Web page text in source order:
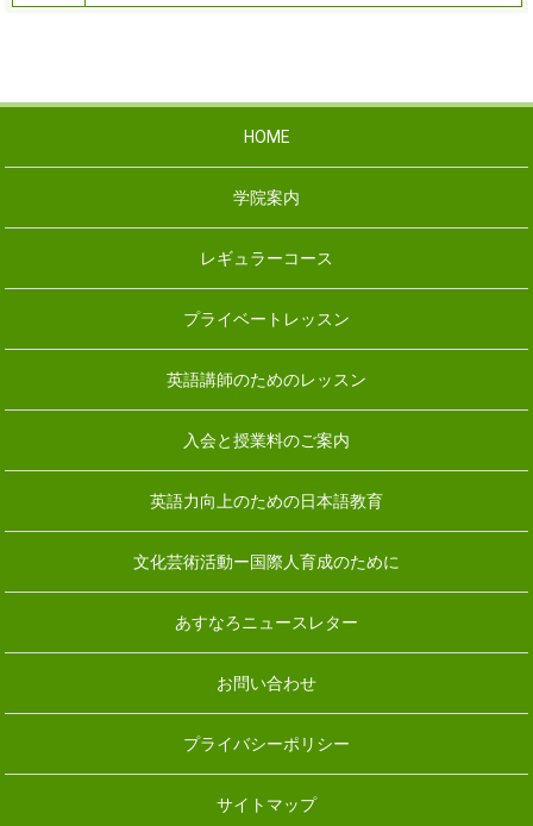
HOME
学院案内
レギュラーコース
プライベートレッスン
英語講師のためのレッスン
入会と授業料のご案内
英語力向上のための日本語教育
文化芸術活動ー国際人育成のために
あすなろニュースレター
お問い合わせ
プライバシーポリシー
サイトマップ